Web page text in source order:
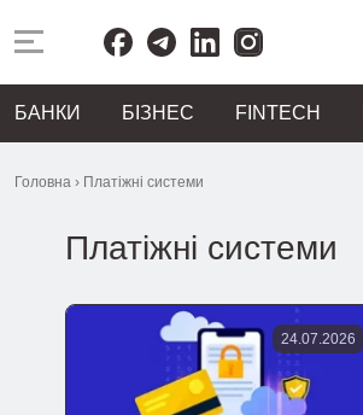
БАНКИ БІЗНЕС FINTECH
Головна › Платіжні системи
Платіжні системи
24.07.2026